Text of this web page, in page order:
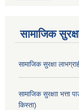
सामाजिक
सामाजिक सुरक्षा
सामाजिक सुरक्षाा
किस्ता)